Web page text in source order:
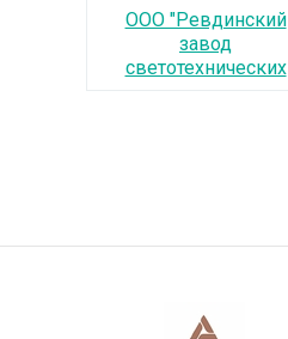
ООО "Ревдинский
завод
светотехнических